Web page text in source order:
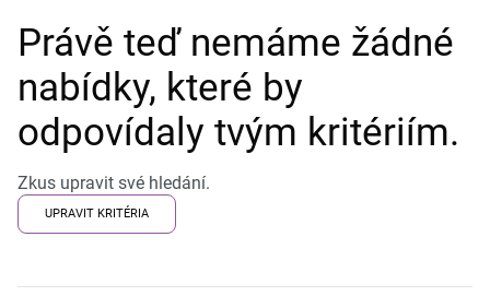
Právě teď nemáme žádné
nabídky, které by
odpovídaly tvým kritériím.
Zkus upravit své hledání.
UPRAVIT KRITÉRIA